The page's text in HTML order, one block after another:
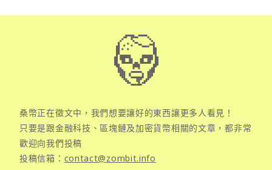
桑幣正在徵文中，我們想要讓好的東西讓更多人看見！
只要是跟金融科技、區塊鏈及加密貨幣相關的文章，都非常
歡迎向我們投稿
投稿信箱： contact@zombit.info